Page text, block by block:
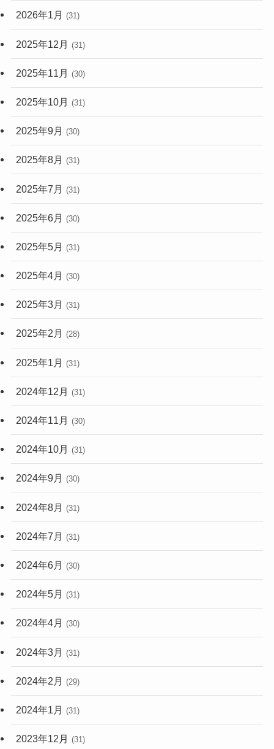
2026年1月 (31)
2025年12月 (31)
2025年11月 (30)
2025年10月 (31)
2025年9月 (30)
2025年8月 (31)
2025年7月 (31)
2025年6月 (30)
2025年5月 (31)
2025年4月 (30)
2025年3月 (31)
2025年2月 (28)
2025年1月 (31)
2024年12月 (31)
2024年11月 (30)
2024年10月 (31)
2024年9月 (30)
2024年8月 (31)
2024年7月 (31)
2024年6月 (30)
2024年5月 (31)
2024年4月 (30)
2024年3月 (31)
2024年2月 (29)
2024年1月 (31)
2023年12月 (31)